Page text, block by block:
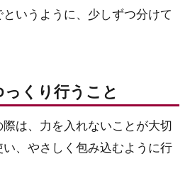
いうように、少しずつ分けて
くり行うこと
は、力を入れないことが大切
、やさしく包み込むように行